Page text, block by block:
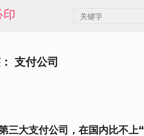
印
支付公司
三大支付公司，在国内比不上